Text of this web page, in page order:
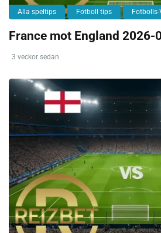
Alla speltips Fotboll tips
France mot England 2026-
3 veckor sedan